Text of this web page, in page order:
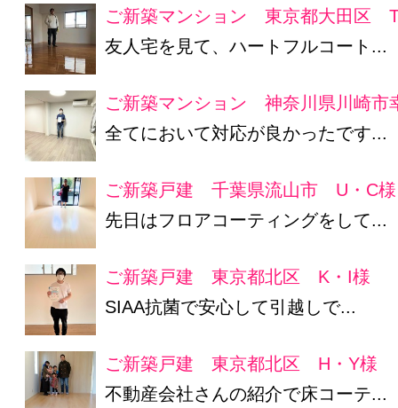
ご新築マンション 東京都大田区
友人宅を見て、ハートフルコート...
ご新築マンション 神奈川県川崎
全てにおいて対応が良かったです...
ご新築戸建 千葉県流山市 U・C様
先日はフロアコーティングをして...
ご新築戸建 東京都北区 K・I様
SIAA抗菌で安心して引越しで...
ご新築戸建 東京都北区 H・Y様
不動産会社さんの紹介で床コーテ...